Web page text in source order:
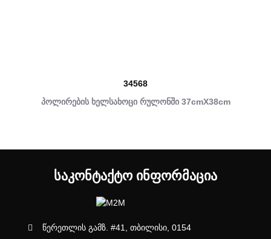
34568
პოლირების ხელსახოცი რულონში 37cmX38cm
ᲡᲐᲙᲝᲜᲢᲐᲥᲢᲝ ᲘᲜᲤᲝᲠᲛᲐᲪᲘᲐ
წერეთლის გამზ. #41, თბილისი, 0154